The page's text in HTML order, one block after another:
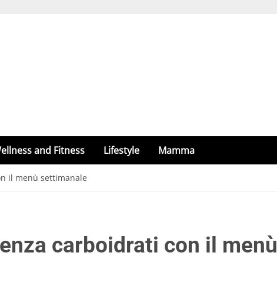
and Fitness Lifestyle Mamma
il menù settimanale
carboidrati con il menù